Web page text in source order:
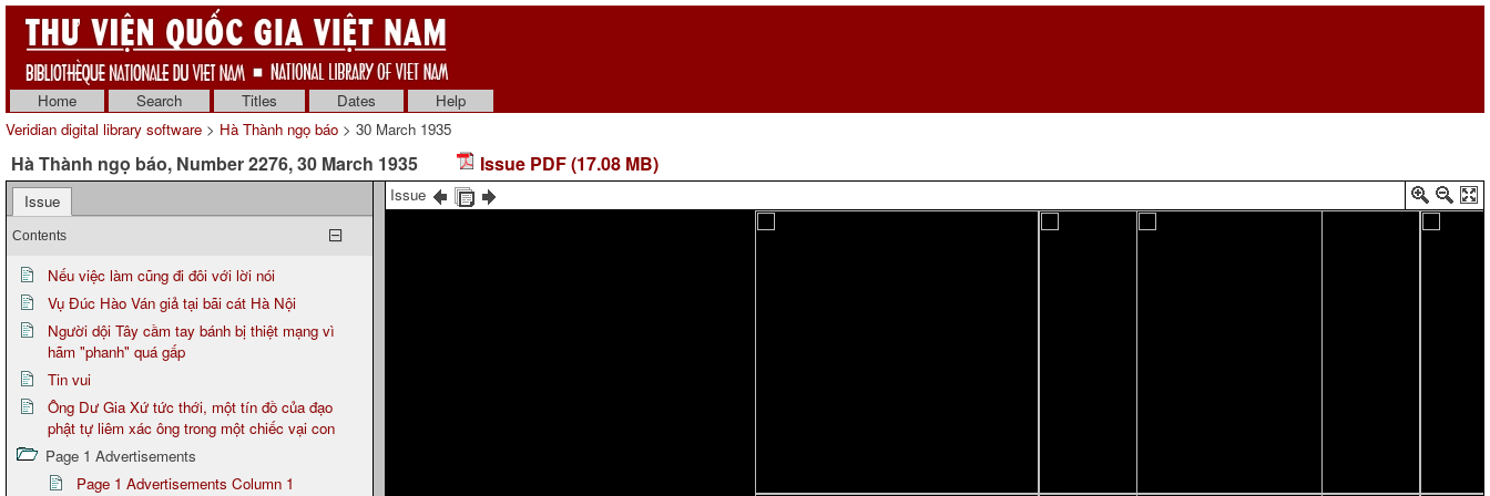
Home Search Titles Dates
Help
Veridian digital library software > Hà Thành ngọ báo > 30 March 1935
Hà Thành ngọ báo, Number 2276, 30 March 1935 Issue PDF (17.08 MB)
Issue
Contents
Nếu việc làm cũng đi đôi với lời nói
Vụ Đúc Hào Ván giả tại bãi cát Hà Nội
Người dội Tây cầm tay bánh bị thiệt mạng vì
hãm "phanh" quá gấp
Tin vui
Ông Dư Gia Xứ tức thới, một tín đồ của đạo
phật tự liêm xác ông trong một chiếc vại con
Page 1 Advertisements
Page 1 Advertisements Column 1
Issue